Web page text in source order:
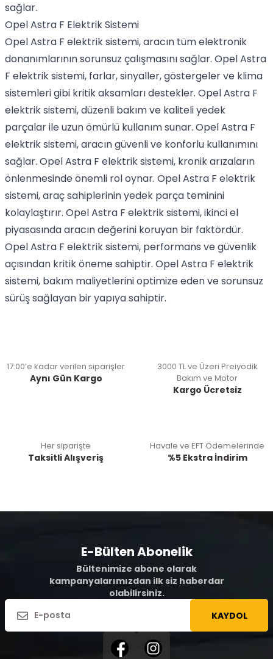
sağlar.
Opel Astra F Elektrik Sistemi
Opel Astra F elektrik sistemi, aracın tüm elektronik
donanımlarının sorunsuz çalışmasını sağlar. Opel Astra
F elektrik sistemi, farlar, sinyaller, göstergeler ve klima
sistemleri gibi kritik aksamları destekler. Opel Astra F
elektrik sistemi, düzenli bakım ve kaliteli yedek
parçalar ile uzun ömürlü kullanım sunar. Opel Astra F
elektrik sistemi, aracın güvenli ve konforlu kullanımını
sağlar. Opel Astra F elektrik sistemi, kronik arızaların
önlenmesinde önemli rol oynar. Opel Astra F elektrik
sistemi, araç sahiplerinin yedek parça teminini
kolaylaştırır. Opel Astra F elektrik sistemi, ikinci el
piyasasında aracın değerini koruyan bir faktördür.
Opel Astra F elektrik sistemi, performans ve güvenlik
açısından kritik öneme sahiptir. Opel Astra F elektrik
sistemi, bakım maliyetlerini optimize eden ve sorunsuz
sürüş sağlayan bir yapıya sahiptir.
17:00’e kadar verilen siparişler
Aynı Gün Kargo
3000 TL ve Üzeri Preiyodik
Bakım ve Motor
Kargo Ücretsiz
Her siparişte
Taksitli Alışveriş
Havale ve EFT Ödemelerinde
%5 Ekstra İndirim
E-Bülten Abonelik
Bültenimize abone olarak
kampanyalarımızdan ilk siz haberdar
olabilirsiniz.
KAYDOL